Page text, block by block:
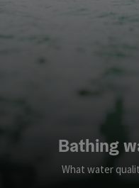
Bathing
What water